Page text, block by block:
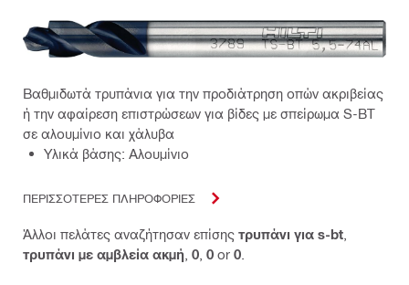
Βαθμιδωτά τρυπάνια για την προδιάτρηση οπών ακριβείας
ή την αφαίρεση επιστρώσεων για βίδες με σπείρωμα S-BT
σε αλουμίνιο και χάλυβα
Υλικά βάσης: Αλουμίνιο
ΠΕΡΙΣΣΟΤΕΡΕΣ ΠΛΗΡΟΦΟΡΙΕΣ
Άλλοι πελάτες αναζήτησαν επίσης τρυπάνι για s-bt
τρυπάνι με αμβλεία ακμή 0 0 or 0